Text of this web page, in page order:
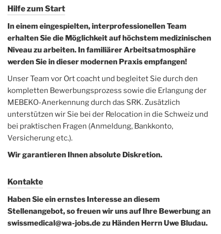
Hilfe zum Start
In einem eingespielten, interprofessionellen Team
erhalten Sie die Möglichkeit auf höchstem medizinischen
Niveau zu arbeiten. In familiärer Arbeitsatmosphäre
werden Sie in dieser modernen Praxis empfangen!
Unser Team vor Ort coacht und begleitet Sie durch den
kompletten Bewerbungsprozess sowie die Erlangung der
MEBEKO-Anerkennung durch das SRK. Zusätzlich
unterstützen wir Sie bei der Relocation in die Schweiz und
bei praktischen Fragen (Anmeldung, Bankkonto,
Versicherung etc.).
Wir garantieren Ihnen absolute Diskretion.
Kontakte
Haben Sie ein ernstes Interesse an diesem
Stellenangebot, so freuen wir uns auf Ihre Bewerbung an
swissmedical@wa-jobs.de zu Händen Herrn Uwe Bludau.